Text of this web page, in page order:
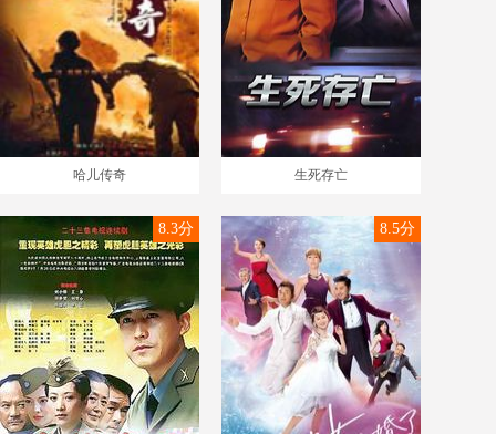
哈儿传奇 生死存亡
8.3分 8.5分